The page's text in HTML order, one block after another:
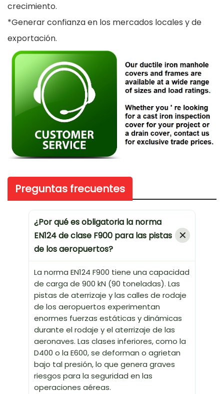
crecimiento.
*Generar confianza en los mercados locales y de
exportación.
Preguntas frecuentes
¿Por qué es obligatoria la norma
EN124 de clase F900 para las pistas
de los aeropuertos?
La norma EN124 F900 tiene una capacidad
de carga de 900 kN (90 toneladas). Las
pistas de aterrizaje y las calles de rodaje
de los aeropuertos experimentan
enormes fuerzas estáticas y dinámicas
durante el rodaje y el aterrizaje de las
aeronaves. Las clases inferiores, como la
D400 o la E600, se deforman o agrietan
bajo tal presión, lo que genera graves
riesgos para la seguridad en las
operaciones aéreas.